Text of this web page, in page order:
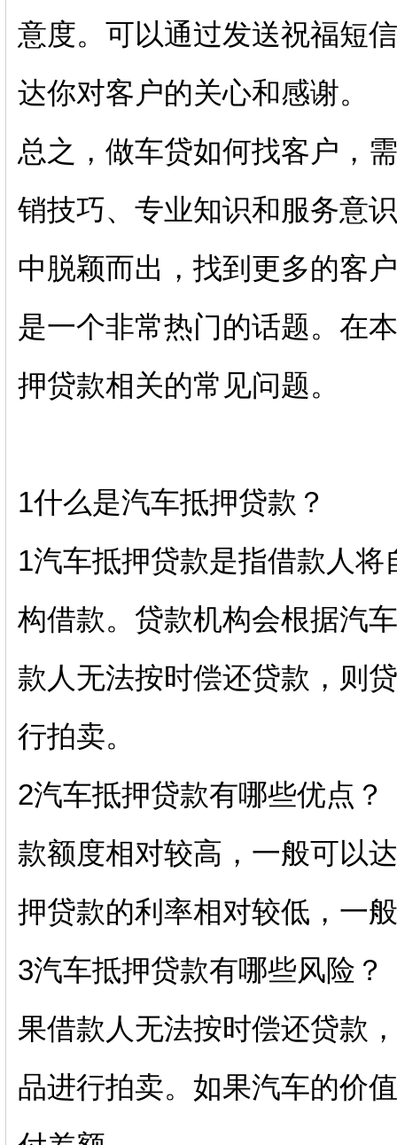
意度。可以通过发送祝福短
达你对客户的关心和感
总之，做车贷如何找客户，
销技巧、专业知识和服务意
中脱颖而出，找到更多的客
是一个非常热门的话题。在
押贷款相关的常见问题。
1什么是汽车抵押贷款？
1汽车抵押贷款是指借款人
构借款。贷款机构会根据汽
款人无法按时偿还贷款，则
行拍卖。
2汽车抵押贷款有哪些优点
款额度相对较高，一般可以
押贷款的利率相对较低，一
3汽车抵押贷款有哪些风险
果借款人无法按时偿还贷款
品进行拍卖。如果汽车的价